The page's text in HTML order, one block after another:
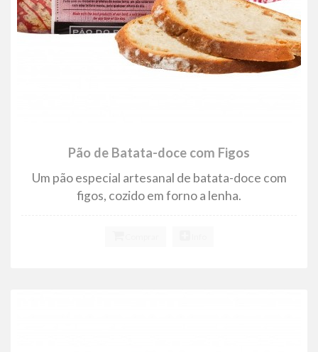
Pão de Batata-doce com Figos
Um pão especial artesanal de batata-doce com
figos, cozido em forno a lenha.